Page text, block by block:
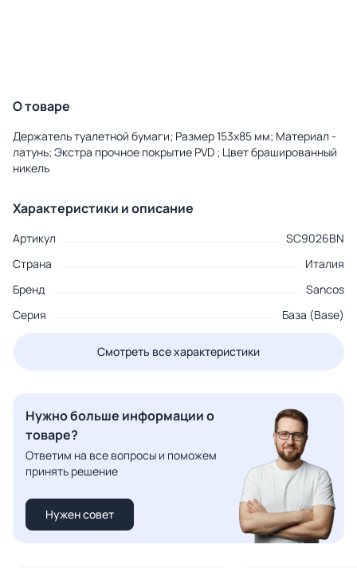
О товаре
Держатель туалетной бумаги; Размер 153x85 мм; Материал -
латунь; Экстра прочное покрытие PVD ; Цвет брашированный
никель
Характеристики и описание
Артикул
SC9026BN
Страна
Италия
Бренд
Sancos
Серия
База (Base)
Смотреть все характеристики
Нужно больше информации о
товаре?
Ответим на все вопросы и поможем
принять решение
Нужен совет